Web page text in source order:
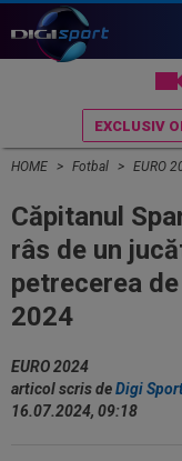
EXCLUSIV
HOME Fotbal EURO
Căpitanul
râs de un
petrecerea
2024
EURO 2024
articol scris deDigi
16.07.2024, 09:18